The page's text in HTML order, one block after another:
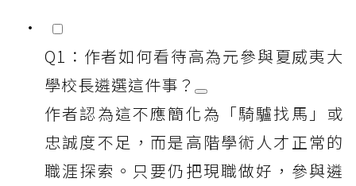
Q1：作者如何看待高為元參與夏威夷大
學校長遴選這件事？
作者認為這不應簡化為「騎驢找馬」或
忠誠度不足，而是高階學術人才正常的
職涯探索。只要仍把現職做好，參與遴